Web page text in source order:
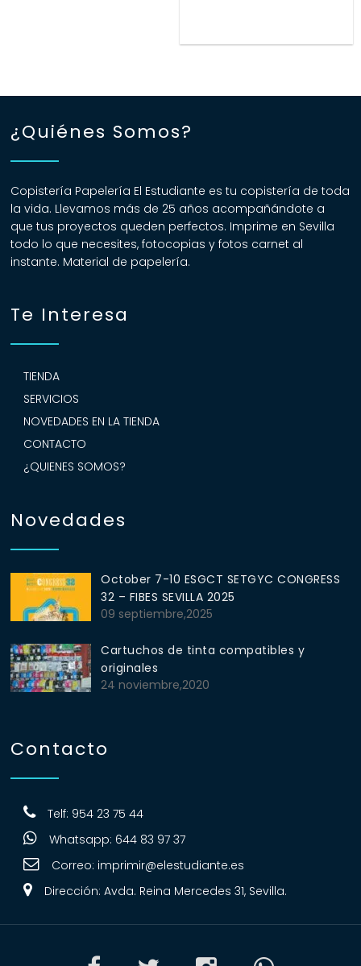
¿Quiénes Somos?
Copistería Papelería El Estudiante es tu copistería de toda
la vida. Llevamos más de 25 años acompañándote a
que tus proyectos queden perfectos. Imprime en Sevilla
todo lo que necesites, fotocopias y fotos carnet al
instante. Material de papelería.
Te Interesa
TIENDA
SERVICIOS
NOVEDADES EN LA TIENDA
CONTACTO
¿QUIENES SOMOS?
Novedades
October 7-10 ESGCT SETGYC CONGRESS
32 – FIBES SEVILLA 2025
09 septiembre,2025
Cartuchos de tinta compatibles y
originales
24 noviembre,2020
Contacto
Telf: 954 23 75 44
Whatsapp: 644 83 97 37
Correo: imprimir@elestudiante.es
Dirección: Avda. Reina Mercedes 31, Sevilla.